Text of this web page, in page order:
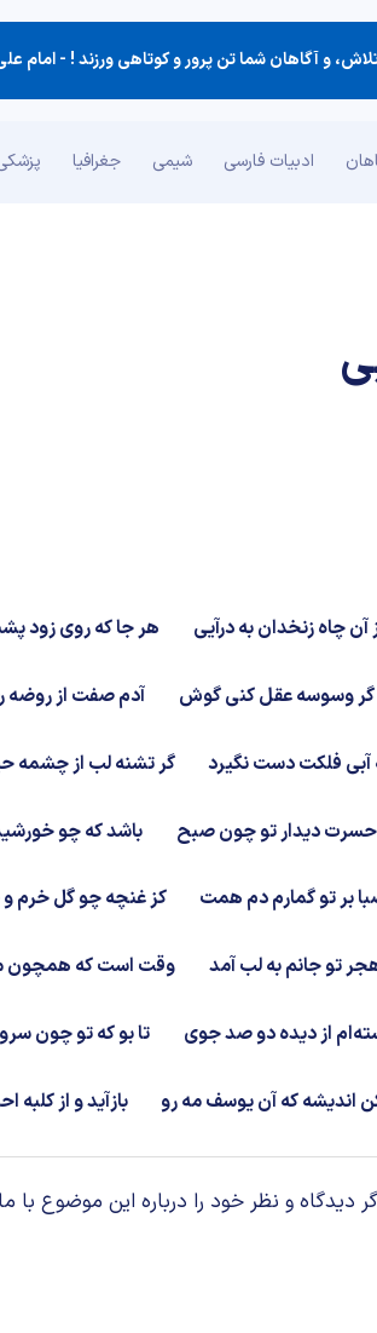
و آگاهان شما تن پرور و كوتاهی ورزند ! -امام
ادبیات فارسی شیمی جغرافیا
آن چاه زنخدان به درآیی هر جا که روی زود
وسوسه عقل کنی گوش آدم صفت از روضه
آبی فلکت دست نگیرد گر تشنه لب از چشمه
دیدار تو چون صبح باشد که چو
بر تو گمارم دم همت کز غنچه چو گل خرم و
تو جانم به لب آمد وقت است که همچون مه
از دیده دو صد جوی تا بو که تو چون
اندیشه که آن یوسف مه رو بازآید و از کلبه
و نظر خود را درباره این موضوع با ما